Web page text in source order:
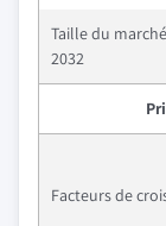
Taille du
2032
Facteurs de